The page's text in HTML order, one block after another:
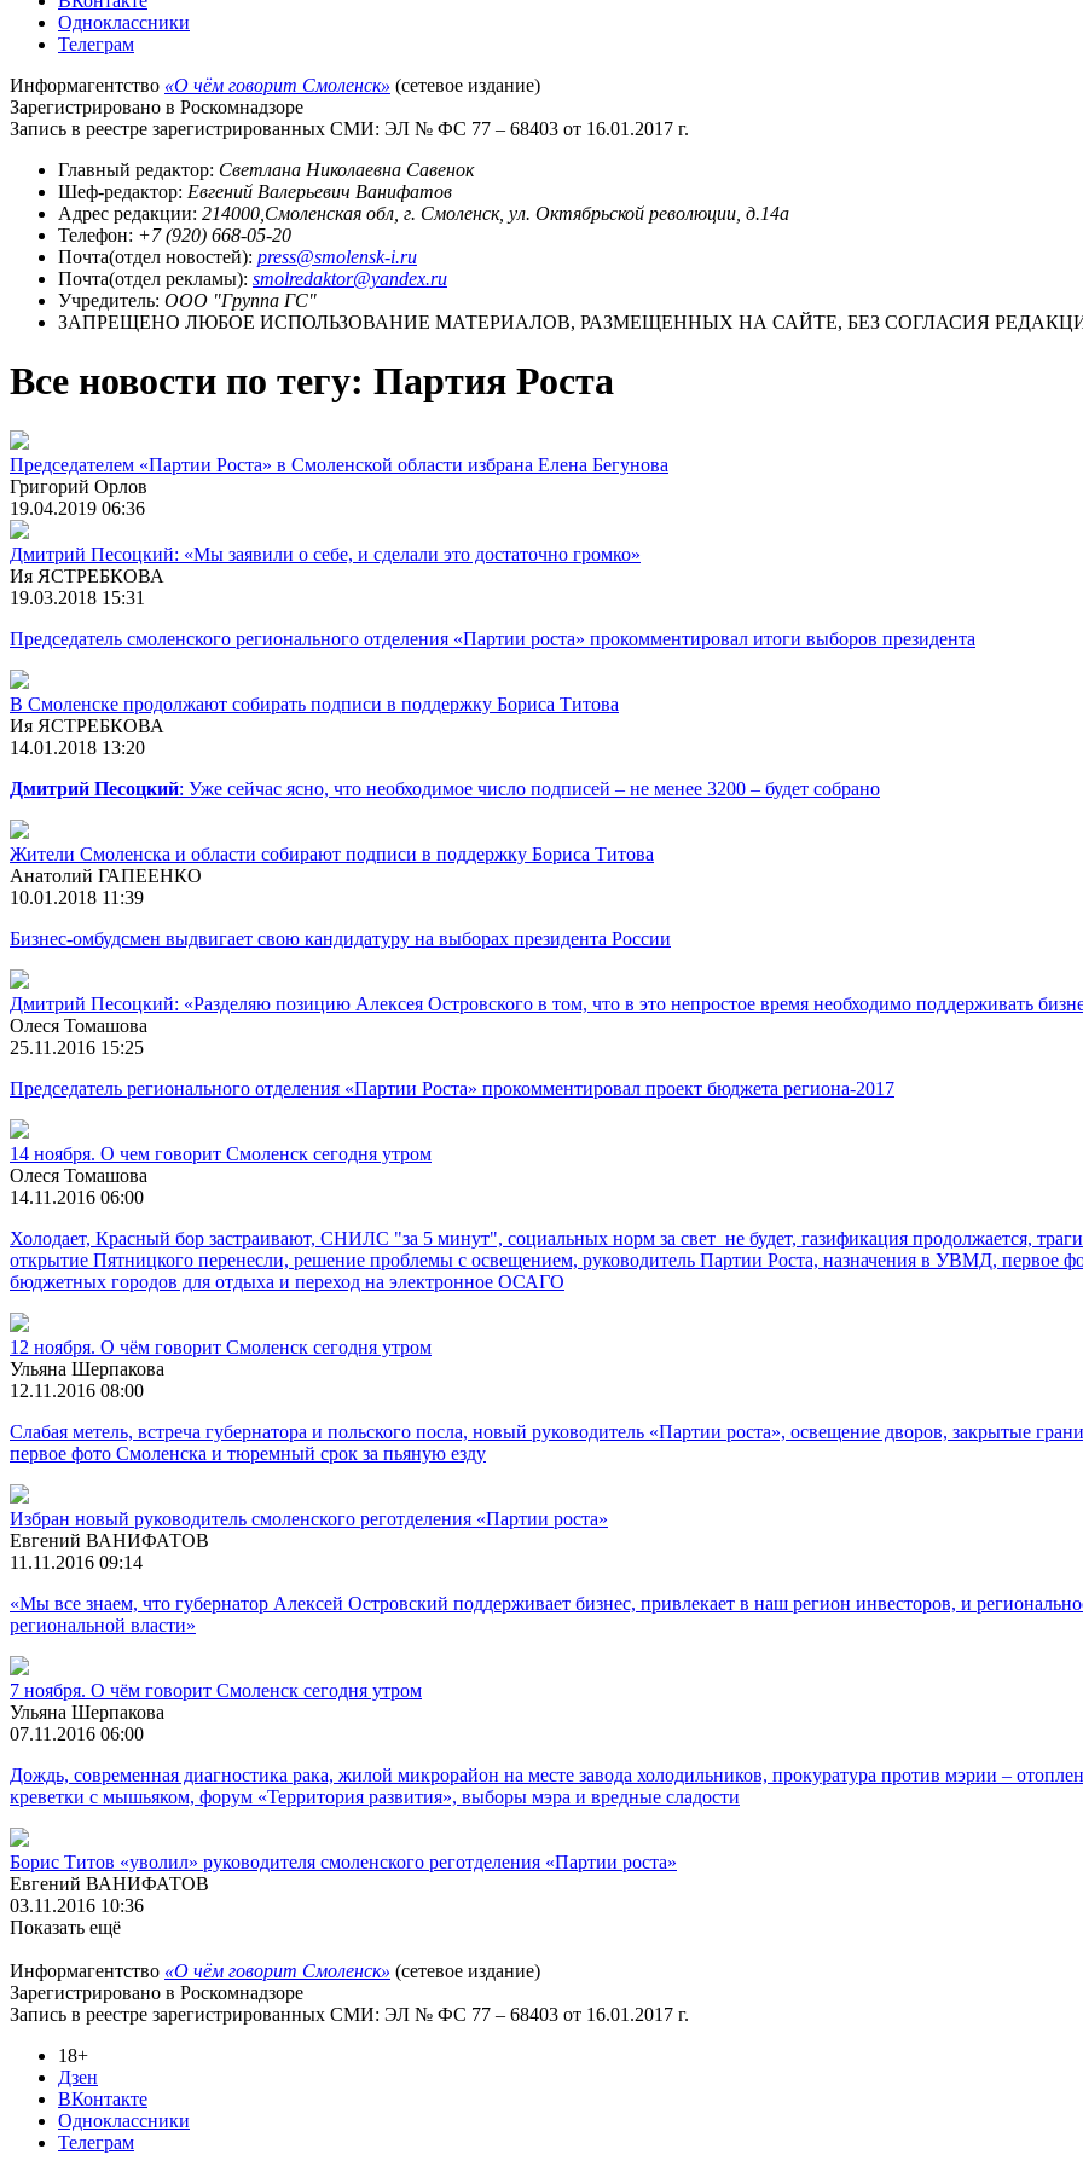
Одноклассники
Телеграм
Информагентство «О чём говорит Смоленск» (сетевое издание)
Зарегистрировано в Роскомнадзоре
Запись в реестре зарегистрированных СМИ: ЭЛ № ФС 77 – 68403 от 16.01.2017 г.
Главный редактор: Светлана Николаевна Савенок
Шеф-редактор: Евгений Валерьевич Ванифатов
Адрес редакции: 214000,Смоленская обл, г. Смоленск, ул. Октябрьской революции, д.14а
Телефон: +7 (920) 668-05-20
Почта(отдел новостей): press@smolensk-i.ru
Почта(отдел рекламы): smolredaktor@yandex.ru
Учредитель: ООО "Группа ГС"
ЗАПРЕЩЕНО ЛЮБОЕ ИСПОЛЬЗОВАНИЕ МАТЕРИАЛОВ, РАЗМЕЩЕННЫХ НА САЙТЕ, БЕЗ СОГЛАСИЯ
Все новости по тегу: Партия Роста
Председателем «Партии Роста» в Смоленской области избрана Елена Бегунова
Григорий Орлов
19.04.2019 06:36
Дмитрий Песоцкий: «Мы заявили о себе, и сделали это достаточно громко»
Ия ЯСТРЕБКОВА
19.03.2018 15:31
Председатель смоленского регионального отделения «Партии роста» прокомментировал итоги выборов президента
В Смоленске продолжают собирать подписи в поддержку Бориса Титова
Ия ЯСТРЕБКОВА
14.01.2018 13:20
Дмитрий Песоцкий: Уже сейчас ясно, что необходимое число подписей – не менее 3200 – будет собрано
Жители Смоленска и области собирают подписи в поддержку Бориса Титова
Анатолий ГАПЕЕНКО
10.01.2018 11:39
Бизнес-омбудсмен выдвигает свою кандидатуру на выборах президента России
Дмитрий Песоцкий: «Разделяю позицию Алексея Островского в том, что в это непростое время необходимо поддерживать
Олеся Томашова
25.11.2016 15:25
Председатель регионального отделения «Партии Роста» прокомментировал проект бюджета региона-2017
14 ноября. О чем говорит Смоленск сегодня утром
Олеся Томашова
14.11.2016 06:00
Холодает, Красный бор застраивают, СНИЛС "за 5 минут", социальных норм за свет не будет, газификация продолжается,
открытие Пятницкого перенесли, решение проблемы с освещением, руководитель Партии Роста, назначения в УВМД, первое
бюджетных городов для отдыха и переход на электронное ОСАГО
12 ноября. О чём говорит Смоленск сегодня утром
Ульяна Шерпакова
12.11.2016 08:00
Слабая метель, встреча губернатора и польского посла, новый руководитель «Партии роста», освещение дворов, закрытые
первое фото Смоленска и тюремный срок за пьяную езду
Избран новый руководитель смоленского реготделения «Партии роста»
Евгений ВАНИФАТОВ
11.11.2016 09:14
«Мы все знаем, что губернатор Алексей Островский поддерживает бизнес, привлекает в наш регион инвесторов, и
региональной власти»
7 ноября. О чём говорит Смоленск сегодня утром
Ульяна Шерпакова
07.11.2016 06:00
Дождь, современная диагностика рака, жилой микрорайон на месте завода холодильников, прокуратура против мэрии –
креветки с мышьяком, форум «Территория развития», выборы мэра и вредные сладости
Борис Титов «уволил» руководителя смоленского реготделения «Партии роста»
Евгений ВАНИФАТОВ
03.11.2016 10:36
Показать ещё
Информагентство «О чём говорит Смоленск» (сетевое издание)
Зарегистрировано в Роскомнадзоре
Запись в реестре зарегистрированных СМИ: ЭЛ № ФС 77 – 68403 от 16.01.2017 г.
18+
Дзен
ВКонтакте
Одноклассники
Телеграм